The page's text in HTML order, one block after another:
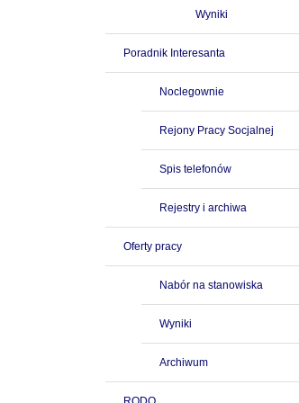
Wyniki
Poradnik Interesanta
Noclegownie
Rejony Pracy Socjalnej
Spis telefonów
Rejestry i archiwa
Oferty pracy
Nabór na stanowiska
Wyniki
Archiwum